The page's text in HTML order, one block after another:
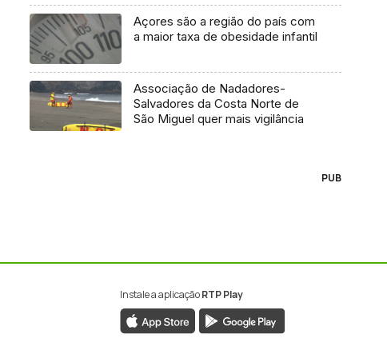
Açores são a região do país com
a maior taxa de obesidade infantil
Associação de Nadadores-
Salvadores da Costa Norte de
São Miguel quer mais vigilância
PUB
Instale a aplicaçãoRTP Play